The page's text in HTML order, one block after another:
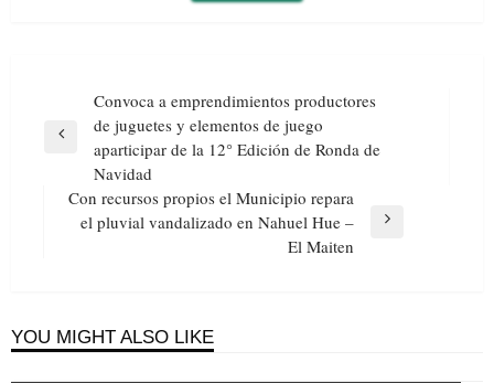
Navegación
entradas
Previous
Convoca a emprendimientos productores
de juguetes y elementos de juego
aparticipar de la 12° Edición de Ronda de
Navidad
Next
Con recursos propios el Municipio repara
el pluvial vandalizado en Nahuel Hue –
El Maiten
YOU MIGHT ALSO LIKE